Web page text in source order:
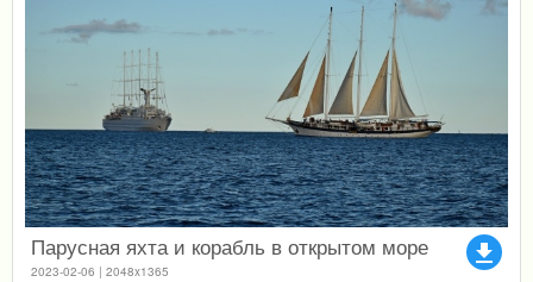
file_download
Парусная яхта и корабль в открытом море
2023-02-06 | 2048x1365